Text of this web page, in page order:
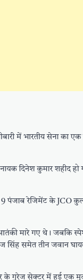
में भारतीय सेना का
दिनेश कुमार शहीद
रेजिमेंट के JCO
मारे गए थे। जबकि
सिंह समेत तीन जवान
गुरेज सेक्टर में हुई एक